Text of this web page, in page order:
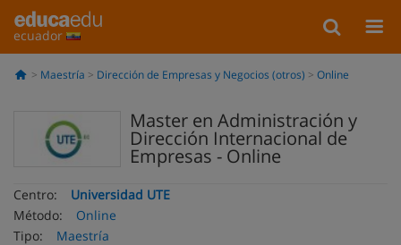
ecuador
Maestría Dirección de Empresas y Negocios (otros) Online
Master en Administración y
Dirección Internacional de
Empresas - Online
Centro:
Universidad UTE
Método:
Online
Tipo:
Maestría